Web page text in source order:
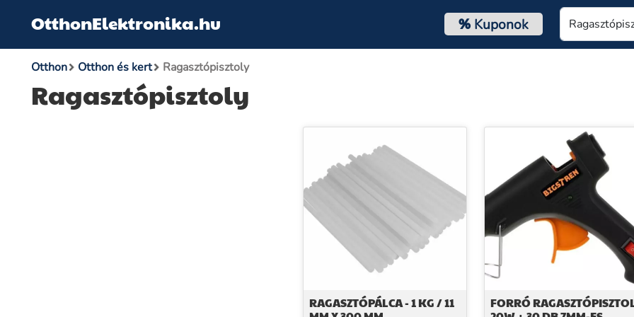
OtthonElektronika.hu %Kuponok
Otthon Otthon és kert Ragasztópisztoly
Ragasztópisztoly
RAGASZTÓPÁLCA - 1 KG / 11
FORRÓ